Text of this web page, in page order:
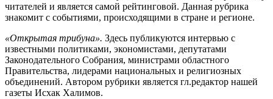
читателей и является самой рейтинговой. Данная рубрика
знакомит с событиями, происходящими в стране и регионе.
«Открытая трибуна». Здесь публикуются интервью с
известными политиками, экономистами, депутатами
Законодательного Собрания, министрами областного
Правительства, лидерами национальных и религиозных
объединений. Автором рубрики является гл.редактор нашей
газеты Исхак Халимов.